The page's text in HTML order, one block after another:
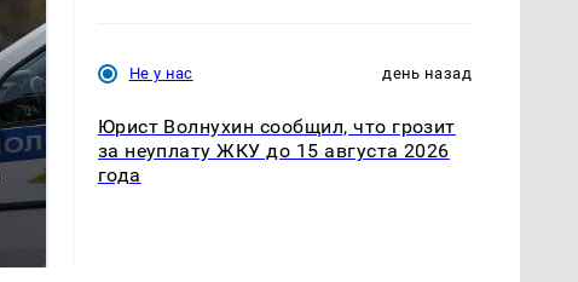
Не у нас день назад
Юрист Волнухин сообщил, что грозит
за неуплату ЖКУ до 15 августа 2026
года